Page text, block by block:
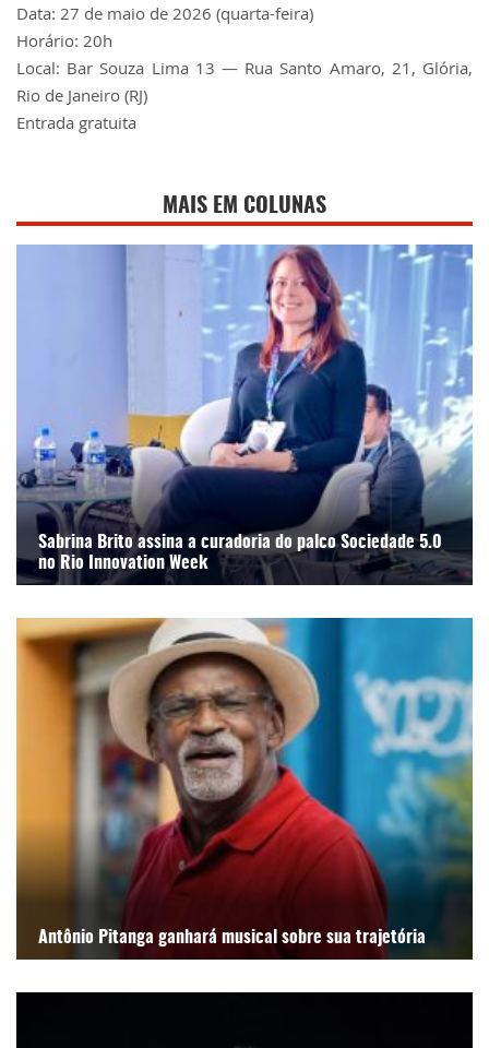
Data: 27 de maio de 2026 (quarta-feira)
Horário: 20h
Local: Bar Souza Lima 13 — Rua Santo Amaro, 21, Glória,
Rio de Janeiro (RJ)
Entrada gratuita
MAIS EM COLUNAS
Sabrina Brito assina a curadoria do palco Sociedade 5.0
no Rio Innovation Week
Antônio Pitanga ganhará musical sobre sua trajetória